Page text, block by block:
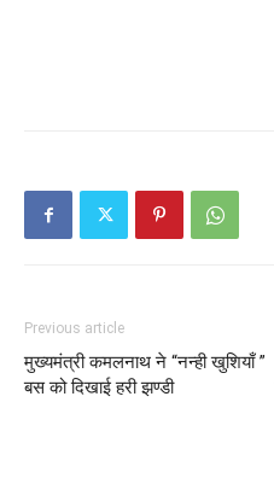
Previous article
मुख्यमंत्री कमलनाथ ने “नन्ही खुशियाँ ”
बस को दिखाई हरी झण्डी